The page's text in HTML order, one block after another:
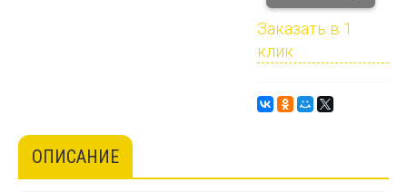
Заказать в 1
клик
ОПИСАНИЕ